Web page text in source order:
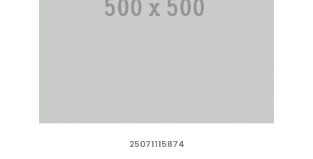
25071115874